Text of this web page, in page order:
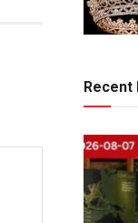
Recent